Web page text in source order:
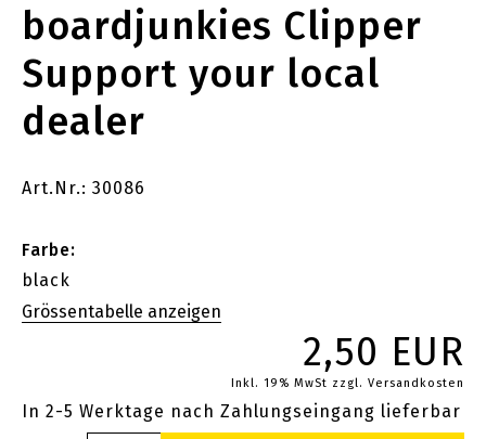
boardjunkies Clipper
Support your local
dealer
Art.Nr.: 30086
Farbe:
black
2,50 EUR
Inkl. 19% MwSt zzgl. Versandkosten
In 2-5 Werktage nach Zahlungseingang lieferbar